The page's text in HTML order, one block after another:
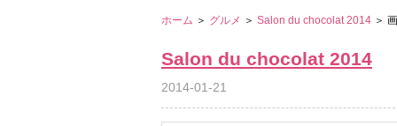
ホーム ＞ グルメ ＞ Salon du chocolat 2014 ＞
Salon du chocolat 2014
2014-01-21